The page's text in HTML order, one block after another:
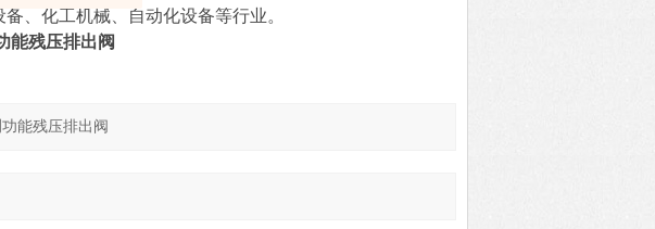
、化工机械、自动化设备等行业。
能残压排出阀